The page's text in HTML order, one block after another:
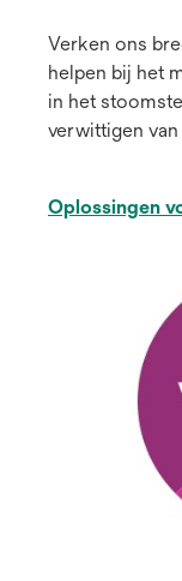
Verken ons
helpen bij het
in het
verwittigen
Oplossingen